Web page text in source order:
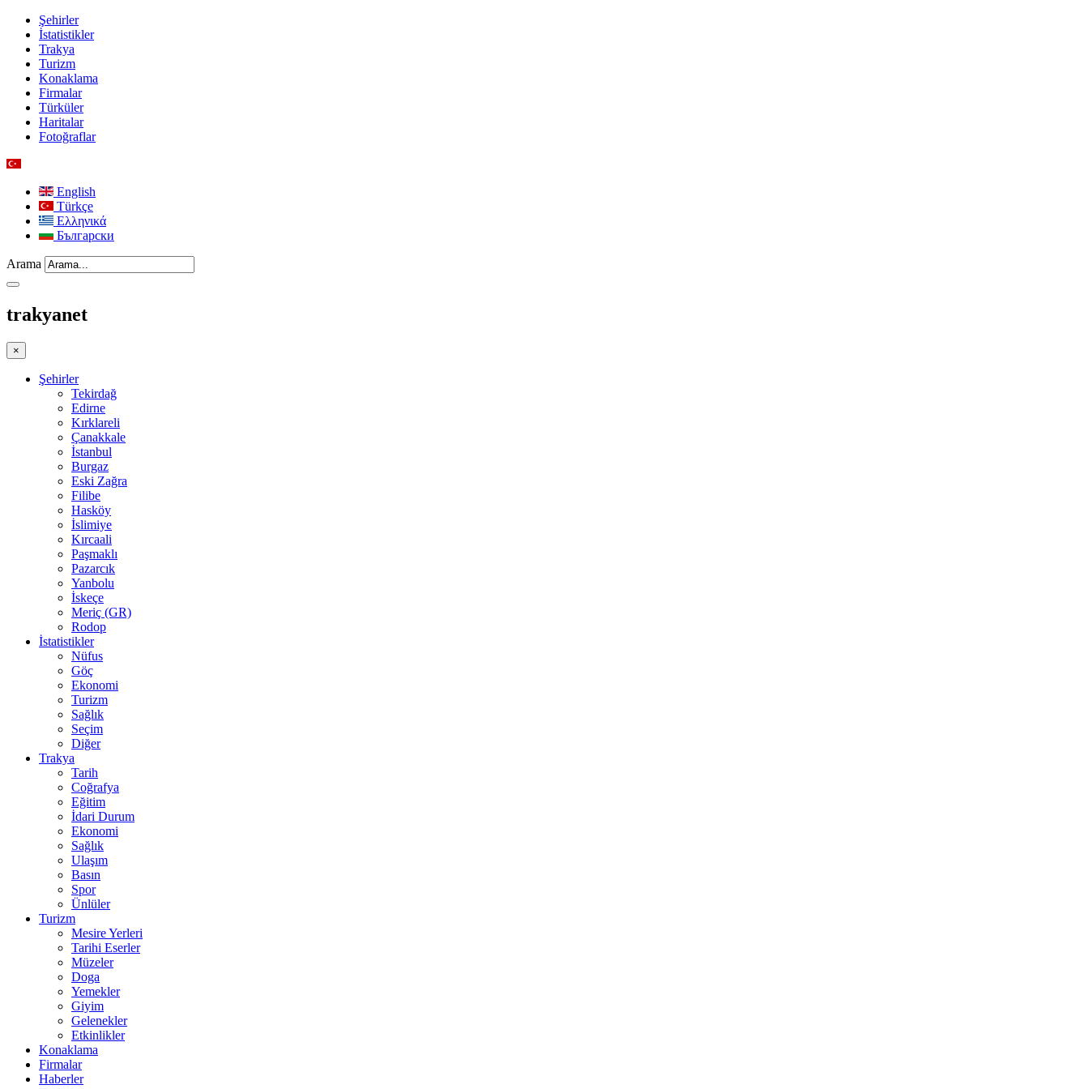
Şehirler
İstatistikler
Trakya
Turizm
Konaklama
Firmalar
Türküler
Haritalar
Fotoğraflar
English
Türkçe
Ελληνικά
Български
Arama
trakyanet
×
Şehirler
Tekirdağ
Edirne
Kırklareli
Çanakkale
İstanbul
Burgaz
Eski Zağra
Filibe
Hasköy
İslimiye
Kırcaali
Paşmaklı
Pazarcık
Yanbolu
İskeçe
Meriç (GR)
Rodop
İstatistikler
Nüfus
Göç
Ekonomi
Turizm
Sağlık
Seçim
Diğer
Trakya
Tarih
Coğrafya
Eğitim
İdari Durum
Ekonomi
Sağlık
Ulaşım
Basın
Spor
Ünlüler
Turizm
Mesire Yerleri
Tarihi Eserler
Müzeler
Doga
Yemekler
Giyim
Gelenekler
Etkinlikler
Konaklama
Firmalar
Haberler